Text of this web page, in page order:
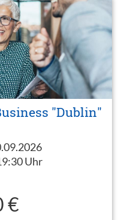
"Dublin"
Uhr
€